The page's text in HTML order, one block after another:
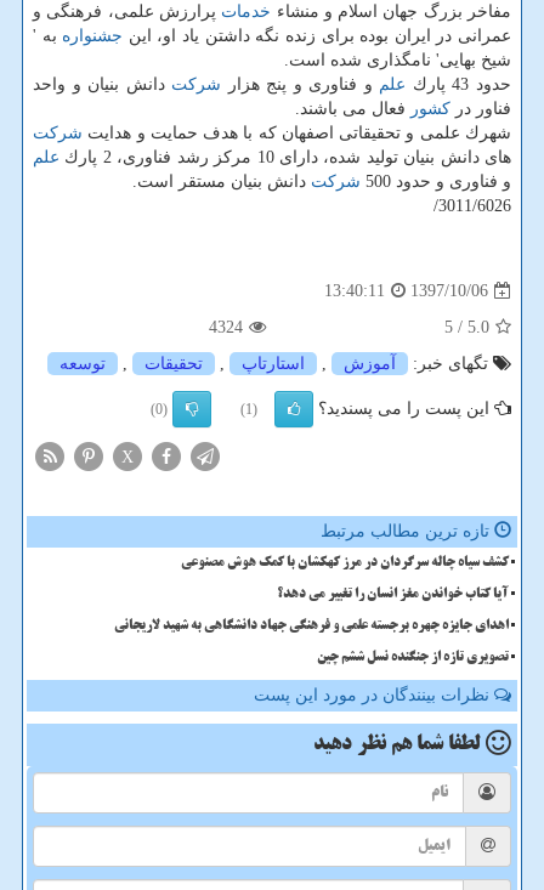
مفاخر بزرگ جهان اسلام و منشاء خدمات پرارزش علمی، فرهنگی و
عمرانی در ایران بوده برای زنده نگه داشتن یاد او، این جشنواره به '
شیخ بهایی' نامگذاری شده است.
حدود 43 پارك
علم و فناوری و پنج هزار شركت دانش بنیان و واحد
فناور در كشور فعال می باشند.
شهرك علمی و تحقیقاتی اصفهان كه با هدف حمایت و هدایت شركت
های دانش بنیان تولید شده، دارای 10 مركز رشد فناوری، 2 پارك
علم
و فناوری و حدود 500
شركت دانش بنیان مستقر است.
3011/6026/
1397/10/06
13:40:11
5.0
/ 5
4324
تگهای خبر:
آموزش , استارتاپ , تحقیقات , توسعه
این پست را می پسندید؟ (1)
(0)
X
تازه ترین مطالب مرتبط
کشف سیاه چاله سرگردان در مرز کهکشان با کمک هوش مصنوعی
آیا کتاب خواندن مغز انسان را تغییر می دهد؟
اهدای جایزه چهره برجسته علمی و فرهنگی جهاد دانشگاهی به شهید لاریجانی
تصویری تازه از جنگنده نسل ششم چین
نظرات بینندگان در مورد این پست
لطفا شما هم نظر دهید